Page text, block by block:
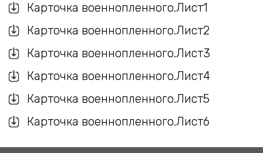
Карточка военнопленного.Лист1
Карточка военнопленного.Лист2
Карточка военнопленного.Лист3
Карточка военнопленного.Лист4
Карточка военнопленного.Лист5
Карточка военнопленного.Лист6